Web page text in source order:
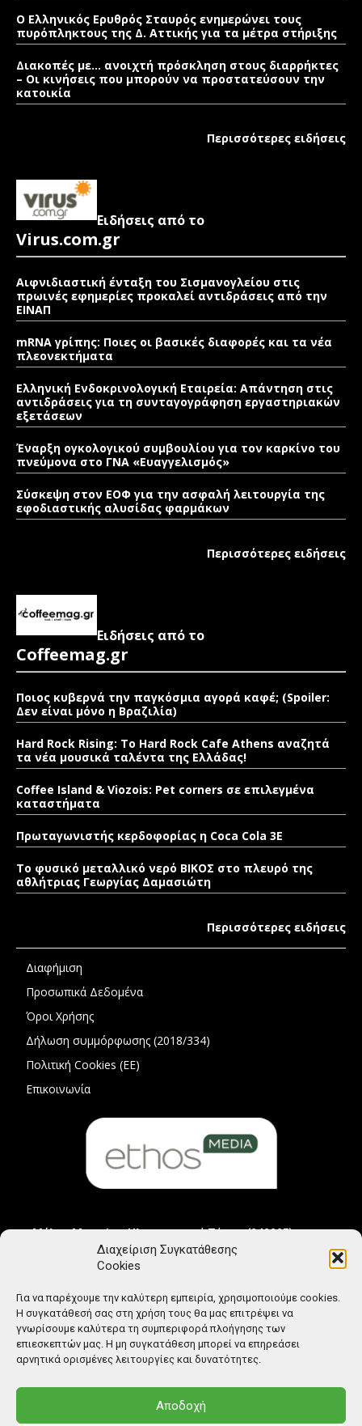
Διαχείριση Συγκατάθεσης
Cookies
Για να παρέχουμε την καλύτερη εμπειρία, χρησιμοποιούμε cookies.
Η συγκατάθεσή σας στη χρήση τους θα μας επιτρέψει να
γνωρίσουμε καλύτερα τη συμπεριφορά πλοήγησης των
επιεσκεπτών μας. Η μη συγκατάθεση μπορεί να επηρεάσει
αρνητικά ορισμένες λειτουργίες και δυνατότητες.
Αποδοχή
Ο Ελληνικός Ερυθρός Σταυρός ενημερώνει τους
πυρόπληκτους της Δ. Αττικής για τα μέτρα στήριξης
Διακοπές με… ανοιχτή πρόσκληση στους διαρρήκτες
– Οι κινήσεις που μπορούν να προστατεύσουν την
κατοικία
Περισσότερες ειδήσεις
Ειδήσεις από το
Virus.com.gr
Αιφνιδιαστική ένταξη του Σισμανογλείου στις
πρωινές εφημερίες προκαλεί αντιδράσεις από την
ΕΙΝΑΠ
mRNA γρίπης: Ποιες οι βασικές διαφορές και τα νέα
πλεονεκτήματα
Ελληνική Ενδοκρινολογική Εταιρεία: Απάντηση στις
αντιδράσεις για τη συνταγογράφηση εργαστηριακών
εξετάσεων
Έναρξη ογκολογικού συμβουλίου για τον καρκίνο του
πνεύμονα στο ΓΝΑ «Ευαγγελισμός»
Σύσκεψη στον ΕΟΦ για την ασφαλή λειτουργία της
εφοδιαστικής αλυσίδας φαρμάκων
Περισσότερες ειδήσεις
Ειδήσεις από το
Coffeemag.gr
Ποιος κυβερνά την παγκόσμια αγορά καφέ; (Spoiler:
Δεν είναι μόνο η Βραζιλία)
Hard Rock Rising: Το Hard Rock Cafe Athens αναζητά
τα νέα μουσικά ταλέντα της Ελλάδας!
Coffee Island & Viozois: Pet corners σε επιλεγμένα
καταστήματα
Πρωταγωνιστής κερδοφορίας η Coca Cola 3E
Το φυσικό μεταλλικό νερό ΒΙΚΟΣ στο πλευρό της
αθλήτριας Γεωργίας Δαμασιώτη
Περισσότερες ειδήσεις
Διαφήμιση
Προσωπικά Δεδομένα
Όροι Χρήσης
Δήλωση συμμόρφωσης (2018/334)
Πολιτική Cookies (ΕΕ)
Επικοινωνία
Μέλος Μητρώου Ηλεκτρονικού Τύπου (242225)